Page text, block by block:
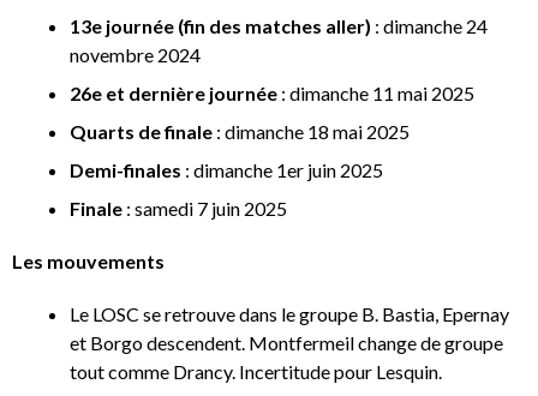
13e journée (fin des matches aller) : dimanche 24
novembre 2024
26e et dernière journée : dimanche 11 mai 2025
Quarts de finale : dimanche 18 mai 2025
Demi-finales : dimanche 1er juin 2025
Finale : samedi 7 juin 2025
Les mouvements
Le LOSC se retrouve dans le groupe B. Bastia, Epernay
et Borgo descendent. Montfermeil change de groupe
tout comme Drancy. Incertitude pour Lesquin.